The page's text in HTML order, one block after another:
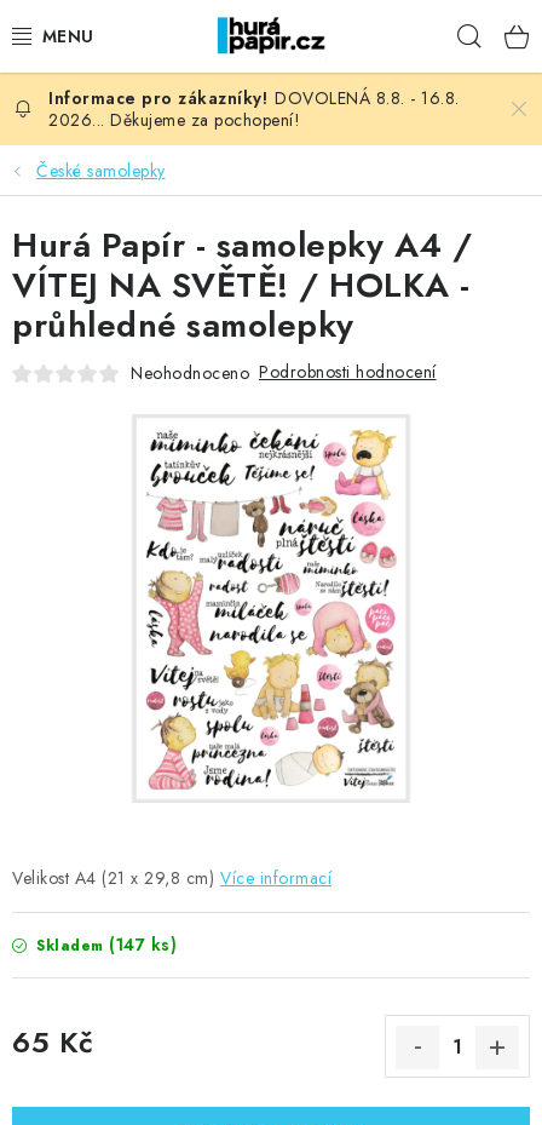
na
NOVINKY
HURÁ DÍLNA
VŠECHNO ZBOŽÍ
KNIHAŘSKÝ MATERIÁL
MOJE OBJEDNÁVKA
Kontakty Moje objednávka
Oblíbené ♥️
Hodnocení obchodu
Obchodní podmínky
Podmínky ochrany osobních údajů
Ověřování recenzí
DOVOLENÁ 8.8. - 16.8.
2026... Děkujeme za pochopení!
České samolepky
Velikost A4 (21 x 29,8 cm) Více informací
Skladem (147 ks)
65 Kč
Hurá Papír - samolepky A4 /
VÍTEJ NA SVĚTĚ! / HOLKA -
průhledné samolepky
Neohodnoceno Podrobnosti hodnocení